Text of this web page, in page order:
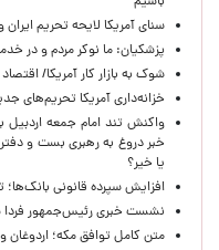
سنای آمریکا لایحه تحریم
پزشکیان: ما نوکر مردم و در
شوک به بازار کار آمریکا/ اقتصاد امریکا ۲۳ هزار
خزانه‌داری آمریکا تحریم‌های
واکنش تند امام جمعه
خبر دروغ به رهبری بست و
یا خیر؟
افزایش سپرده قانونی بانک‌ها؛
نشست خبری رئیس‌جمهور فردا
متن کامل توافق مکه؛